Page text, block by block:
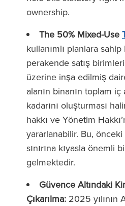
ownership.
The 50% Mixed-Use
kullanımlı planlara
perakende satış
üzerine inşa edilmiş
alanın binanın toplam iç
kadarını oluşturması
hakkı ve Yönetim
yararlanabilir. Bu, önceki
sınırına kıyasla önemli
gelmektedir.
Güvence Altındaki
Çıkarılma: 2025 yılının